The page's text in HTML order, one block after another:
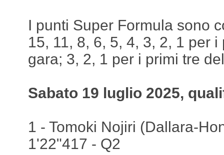
I punti Super Formula sono
15, 11, 8, 6, 5, 4, 3, 2, 1 per
gara; 3, 2, 1 per i primi tre
Sabato 19 luglio 2025,
1 - Tomoki Nojiri (Dallara-
1'22"417 - Q2